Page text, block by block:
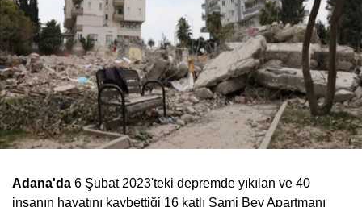
Adana'da 6 Şubat 2023'teki depremde yıkılan ve 40
insanın hayatını kaybettiği 16 katlı Sami Bey Apartmanı